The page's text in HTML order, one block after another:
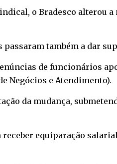
o Bradesco alterou
também a dar
de funcionários
Negócios e Atendimento).
da mudança,
equiparação